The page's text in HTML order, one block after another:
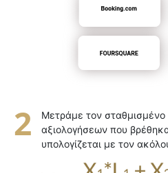
Μετράμε τον
αξιολογήσεων που
υπολογίζεται με τον